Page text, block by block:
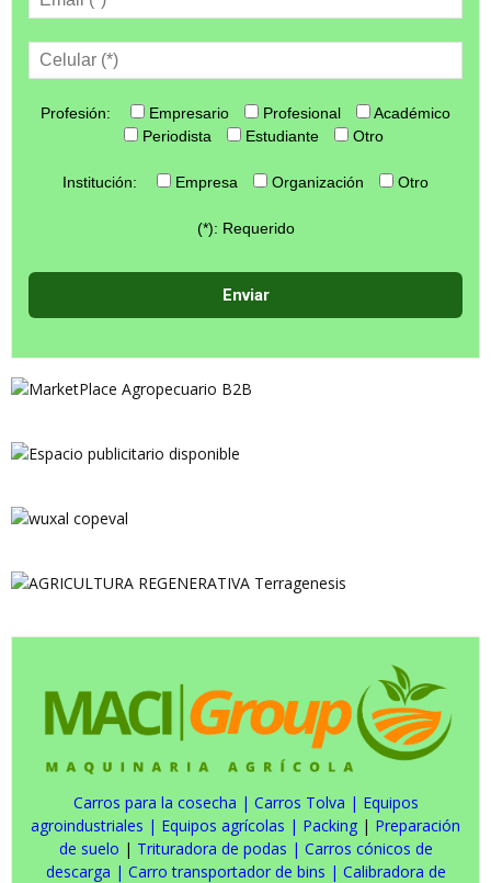
Profesión: Empresario Profesional
Académico
Periodista
Estudiante Otro
Institución: Empresa Organización Otro
(*): Requerido
Carros para la cosecha | Carros Tolva | Equipos
agroindustriales | Equipos agrícolas | Packing | Preparación
de suelo | Trituradora de podas | Carros cónicos de
descarga | Carro transportador de bins | Calibradora de